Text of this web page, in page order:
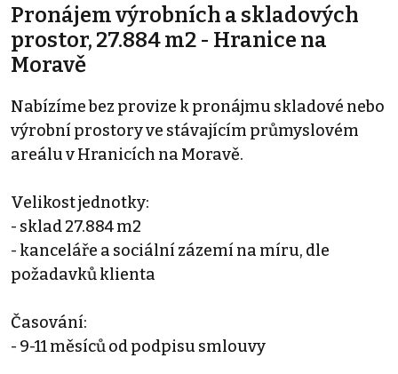
Pronájem výrobních a skladových
prostor, 27.884 m2 - Hranice na
Moravě
Nabízíme bez provize k pronájmu skladové nebo
výrobní prostory ve stávajícím průmyslovém
areálu v Hranicích na Moravě.
Velikost jednotky:
- sklad 27.884 m2
- kanceláře a sociální zázemí na míru, dle
požadavků klienta
Časování:
- 9-11 měsíců od podpisu smlouvy